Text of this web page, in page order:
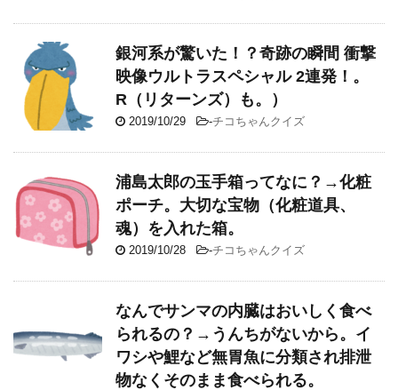
銀河系が驚いた！？奇跡の瞬間 衝撃
映像ウルトラスペシャル 2連発！。
R（リターンズ）も。）
2019/10/29 -チコちゃんクイズ
浦島太郎の玉手箱ってなに？→化粧
ポーチ。大切な宝物（化粧道具、
魂）を入れた箱。
2019/10/28 -チコちゃんクイズ
なんでサンマの内臓はおいしく食べ
られるの？→うんちがないから。イ
ワシや鯉など無胃魚に分類され排泄
物なくそのまま食べられる。